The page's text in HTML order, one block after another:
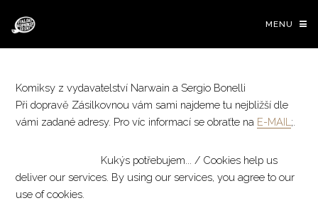
MENU
Komiksy z vydavatelství Narwain a Sergio Bonelli
Při dopravě Zásilkovnou vám sami najdeme tu nejbližší dle
vámi zadané adresy. Pro víc informací se obraťte na E-MAIL ;.
Kukýs potřebujem... / Cookies help us
deliver our services. By using our services, you agree to our
use of cookies.